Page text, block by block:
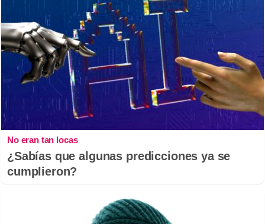
No eran tan locas
¿Sabías que algunas predicciones ya se
cumplieron?